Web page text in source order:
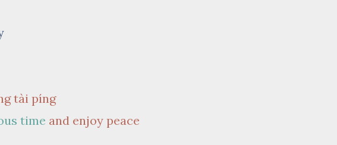
tài píng
time and enjoy peace